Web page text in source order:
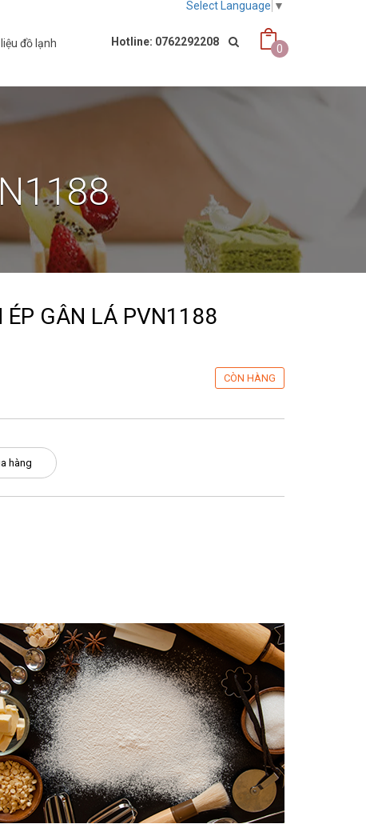
Select Language ▼
Hotline: 0762292208
0
đồ lạnh
ÉP GÂN LÁ PVN1188
CÒN HÀNG
hàng